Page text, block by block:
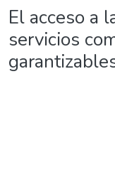
El acceso a
servicios